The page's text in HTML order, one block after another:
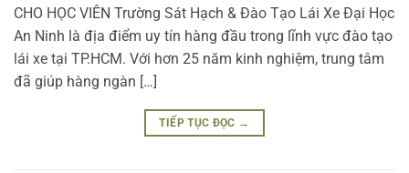
CHO HỌC VIÊN Trường Sát Hạch & Đào Tạo Lái Xe Đại Học
An Ninh là địa điểm uy tín hàng đầu trong lĩnh vực đào tạo
lái xe tại TP.HCM. Với hơn 25 năm kinh nghiệm, trung tâm
đã giúp hàng ngàn […]
TIẾP TỤC ĐỌC →